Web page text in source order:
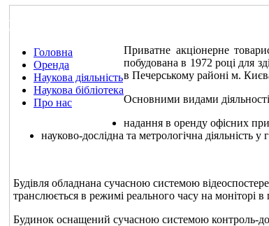
Головна
Головна
Оренда
Наукова діяльність
Наукова бібліотека
Про нас
Приватне акціонерне
побудована в 1972 році для
в Печерському районі м.
Основними видами
надання в оренду офісних
науково-дослідна та метрологічна діяльність
Будівля обладнана сучасною системою
транслюється в режимі реального часу на моніторі в
Будинок оснащений сучасною системою контроль-